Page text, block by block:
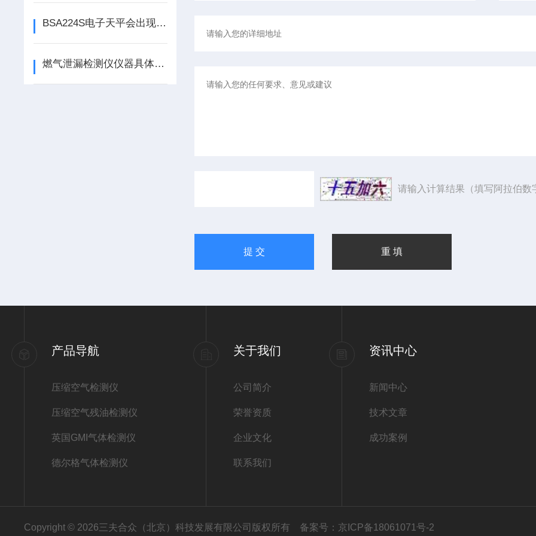
BSA224S电子天平会出现哪些故障？
燃气泄漏检测仪仪器具体使用规程
请输入计算结果（填写阿拉伯数
产品导航
压缩空气检测仪
压缩空气残油检测仪
英国GMI气体检测仪
德尔格气体检测仪
关于我们
公司简介
荣誉资质
企业文化
联系我们
资讯中心
新闻中心
技术文章
成功案例
Copyright © 2026三夫合众（北京）科技发展有限公司版权所有 备案号：京ICP备18061071号-2